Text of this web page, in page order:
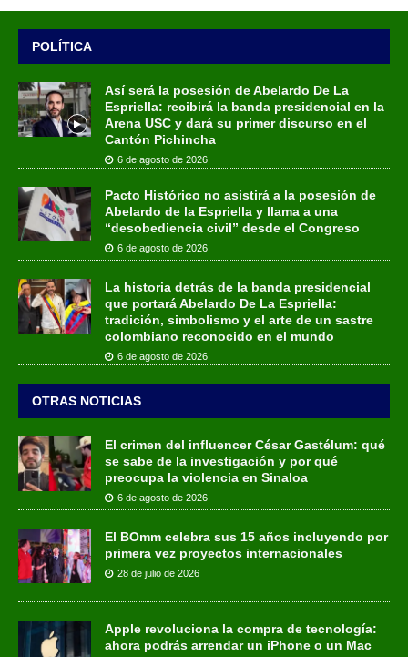
POLÍTICA
Así será la posesión de Abelardo De La
Espriella: recibirá la banda presidencial en la
Arena USC y dará su primer discurso en el
Cantón Pichincha
6 de agosto de 2026
Pacto Histórico no asistirá a la posesión de
Abelardo de la Espriella y llama a una
“desobediencia civil” desde el Congreso
6 de agosto de 2026
La historia detrás de la banda presidencial
que portará Abelardo De La Espriella:
tradición, simbolismo y el arte de un sastre
colombiano reconocido en el mundo
6 de agosto de 2026
OTRAS NOTICIAS
El crimen del influencer César Gastélum: qué
se sabe de la investigación y por qué
preocupa la violencia en Sinaloa
6 de agosto de 2026
El BOmm celebra sus 15 años incluyendo por
primera vez proyectos internacionales
28 de julio de 2026
Apple revoluciona la compra de tecnología:
ahora podrás arrendar un iPhone o un Mac